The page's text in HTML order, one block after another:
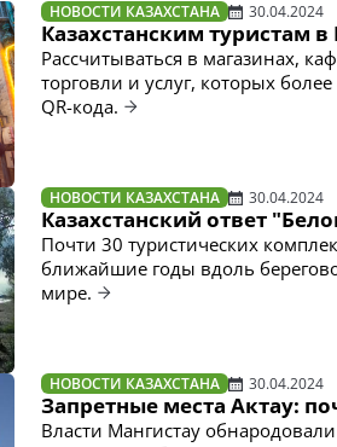
НОВОСТИ КАЗАХСТАНА 30.04.2024
Казахстанским туристам
Рассчитываться в магазинах,
торговли и услуг, которых
QR-кода.
НОВОСТИ КАЗАХСТАНА 30.04.2024
Казахстанский ответ
Почти 30 туристических
ближайшие годы вдоль
мире.
НОВОСТИ КАЗАХСТАНА 30.04.2024
Запретные места Актау:
Власти Мангистау